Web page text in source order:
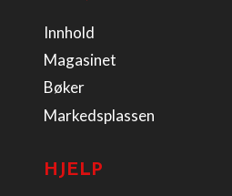
Innhold
Magasinet
Bøker
Markedsplassen
HJELP